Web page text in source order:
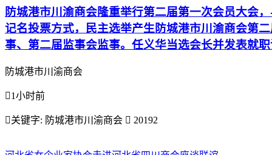
防城港市川渝商会隆重举行第二届第一次会员大会
记名投票方式，民主选举产生防城港市川渝商会第
事、第二届监事会监事。任义华当选会长并发表就
防城港市川渝商会
1小时前
关键字: 防城港市川渝商会  20192